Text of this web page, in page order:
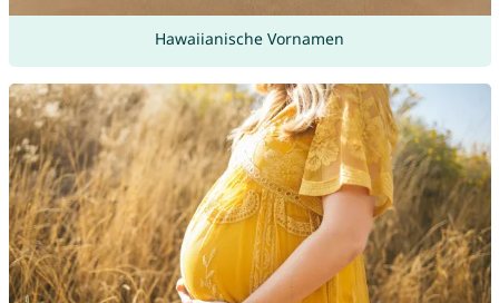
Hawaiianische Vornamen